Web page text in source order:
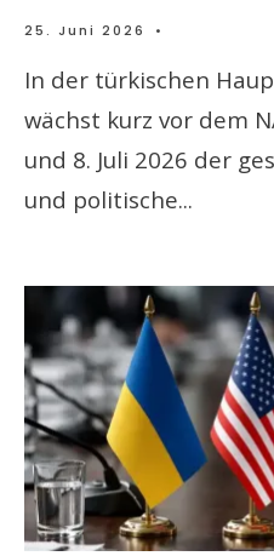
25. Juni 2026 •
In der türkischen
wächst kurz vor dem
und 8. Juli 2026 der
und politische...